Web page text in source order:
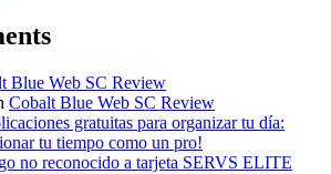
Blue Web SC Review
Cobalt Blue Web SC Review
gratuitas para organizar tu día:
tu tiempo como un pro!
no reconocido a tarjeta SERVS ELITE